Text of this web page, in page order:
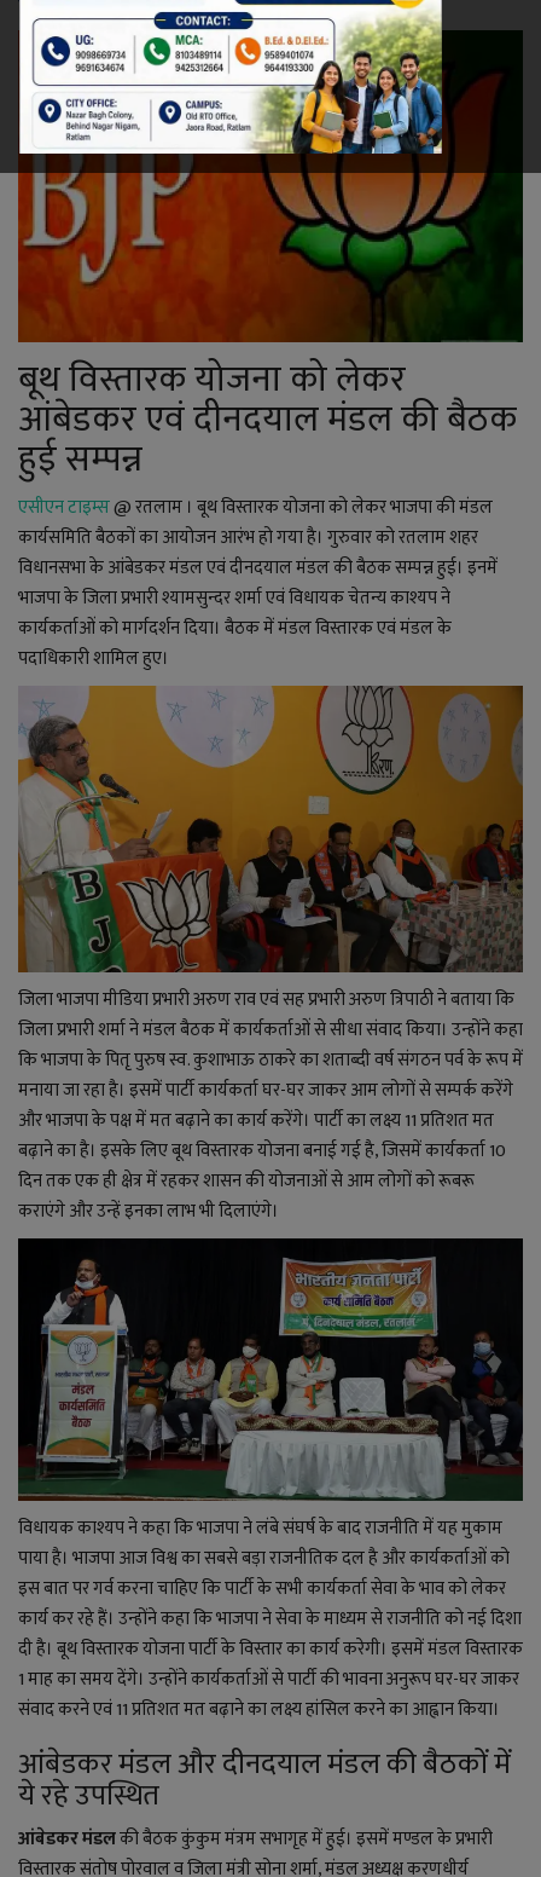
रेलवे
खेल
ज्योतिष
कला-साहित्य
निर्वाचन
धर्म-संस्कृति
करियर
वीडियो
YouTube
Language
English Hiindi
बूथ विस्तारक योजना को लेकर
आंबेडकर एवं दीनदयाल मंडल की बैठक
हुई सम्पन्न
एसीएन टाइम्स@ रतलाम । बूथ विस्तारक योजना को लेकर भाजपा की मंडल
कार्यसमिति बैठकों का आयोजन आरंभ हो गया है। गुरुवार को रतलाम शहर
विधानसभा के आंबेडकर मंडल एवं दीनदयाल मंडल की बैठक सम्पन्न हुई। इनमें
भाजपा के जिला प्रभारी श्यामसुन्दर शर्मा एवं विधायक चेतन्य काश्यप ने
कार्यकर्ताओं को मार्गदर्शन दिया। बैठक में मंडल विस्तारक एवं मंडल के
पदाधिकारी शामिल हुए।
जिला भाजपा मीडिया प्रभारी अरुण राव एवं सह प्रभारी अरुण त्रिपाठी ने बताया कि
जिला प्रभारी शर्मा ने मंडल बैठक में कार्यकर्ताओं से सीधा संवाद किया। उन्होंने कहा
कि भाजपा के पितृ पुरुष स्व. कुशाभाऊ ठाकरे का शताब्दी वर्ष संगठन पर्व के रूप में
मनाया जा रहा है। इसमें पार्टी कार्यकर्ता घर-घर जाकर आम लोगों से सम्पर्क करेंगे
और भाजपा के पक्ष में मत बढ़ाने का कार्य करेंगे। पार्टी का लक्ष्य 11 प्रतिशत मत
बढ़ाने का है। इसके लिए बूथ विस्तारक योजना बनाई गई है, जिसमें कार्यकर्ता 10
दिन तक एक ही क्षेत्र में रहकर शासन की योजनाओं से आम लोगों को रूबरू
कराएंगे और उन्हें इनका लाभ भी दिलाएंगे।
विधायक काश्यप ने कहा कि भाजपा ने लंबे संघर्ष के बाद राजनीति में यह मुकाम
पाया है। भाजपा आज विश्व का सबसे बड़ा राजनीतिक दल है और कार्यकर्ताओं को
इस बात पर गर्व करना चाहिए कि पार्टी के सभी कार्यकर्ता सेवा के भाव को लेकर
कार्य कर रहे हैं। उन्होंने कहा कि भाजपा ने सेवा के माध्यम से राजनीति को नई दिशा
दी है। बूथ विस्तारक योजना पार्टी के विस्तार का कार्य करेगी। इसमें मंडल विस्तारक
1 माह का समय देंगे। उन्होंने कार्यकर्ताओं से पार्टी की भावना अनुरूप घर-घर जाकर
संवाद करने एवं 11 प्रतिशत मत बढ़ाने का लक्ष्य हांसिल करने का आह्वान किया।
आंबेडकर मंडल और दीनदयाल मंडल की बैठकों में
ये रहे उपस्थित
आंबेडकर मंडलकी बैठक कुंकुम मंत्रम सभागृह में हुई। इसमेंमण्डल के प्रभारी
विस्तारक संतोष पोरवाल वजिला मंत्रीसोना शर्मा, मंडल अध्यक्ष करणधीर्य